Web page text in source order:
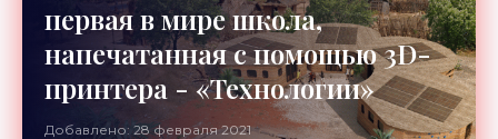
первая в мире школа,
напечатанная с помощью 3D-
принтера - «Технологии»
Добавлено: 28 февраля 2021